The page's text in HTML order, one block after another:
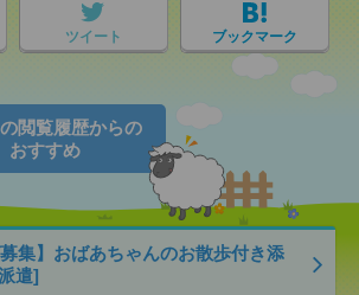
ツイート ブックマーク
閲覧履歴からの
おすすめ
募集】おばあちゃんのお散歩付き添
遣]